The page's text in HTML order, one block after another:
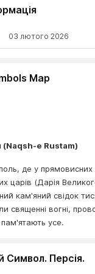
03 лютого 2026
Map
e Rustam)
де у прямовисних
царів (Дарія
кам'яний свідок
священні вогні,
пам'ятають усе.
Символ. Персія.